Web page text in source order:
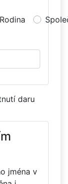
Rodina
daru
jména v